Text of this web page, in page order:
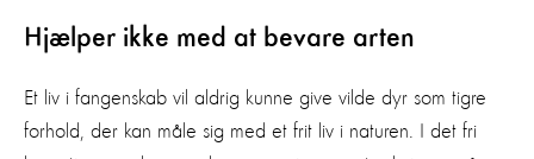
Hjælper ikke med at bevare arten
Et liv i fangenskab vil aldrig kunne give vilde dyr som tigre
forhold, der kan måle sig med et frit liv i naturen. I det fri